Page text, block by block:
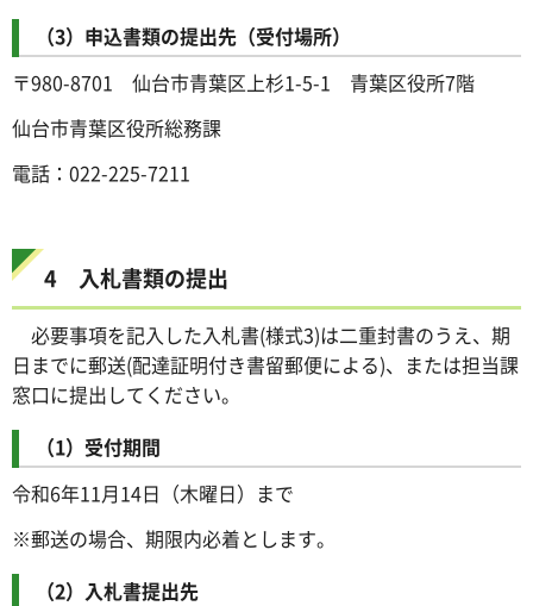
（3）申込書類の提出先（受付場所）
〒980-8701 仙台市青葉区上杉1-5-1 青葉区役所7階
仙台市青葉区役所総務課
電話：022-225-7211
4 入札書類の提出
必要事項を記入した入札書(様式3)は二重封書のうえ、期
日までに郵送(配達証明付き書留郵便による)、または担当課
窓口に提出してください。
（1）受付期間
令和6年11月14日（木曜日）まで
※郵送の場合、期限内必着とします。
（2）入札書提出先